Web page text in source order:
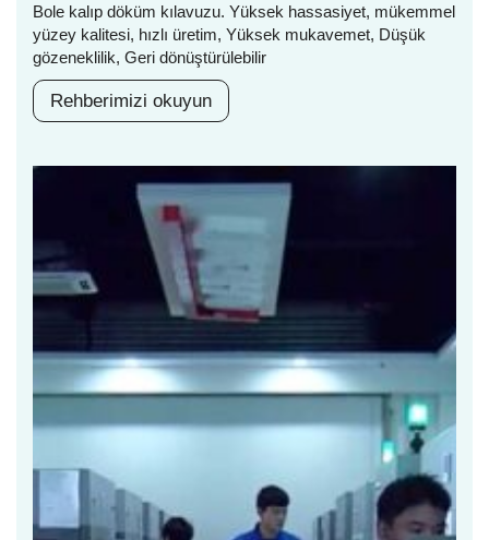
Bole kalıp döküm kılavuzu. Yüksek hassasiyet, mükemmel
yüzey kalitesi, hızlı üretim, Yüksek mukavemet, Düşük
gözeneklilik, Geri dönüştürülebilir
Rehberimizi okuyun